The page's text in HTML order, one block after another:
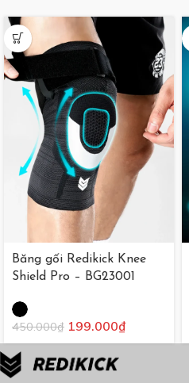
Băng gối Redikick Knee
Shield Pro – BG23001
450.000₫ 199.000₫